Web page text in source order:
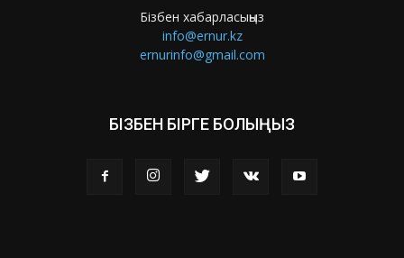
Бізбен хабарласыңыз
info@ernur.kz
ernurinfo@gmail.com
БІЗБЕН БІРГЕ БОЛЫҢЫЗ